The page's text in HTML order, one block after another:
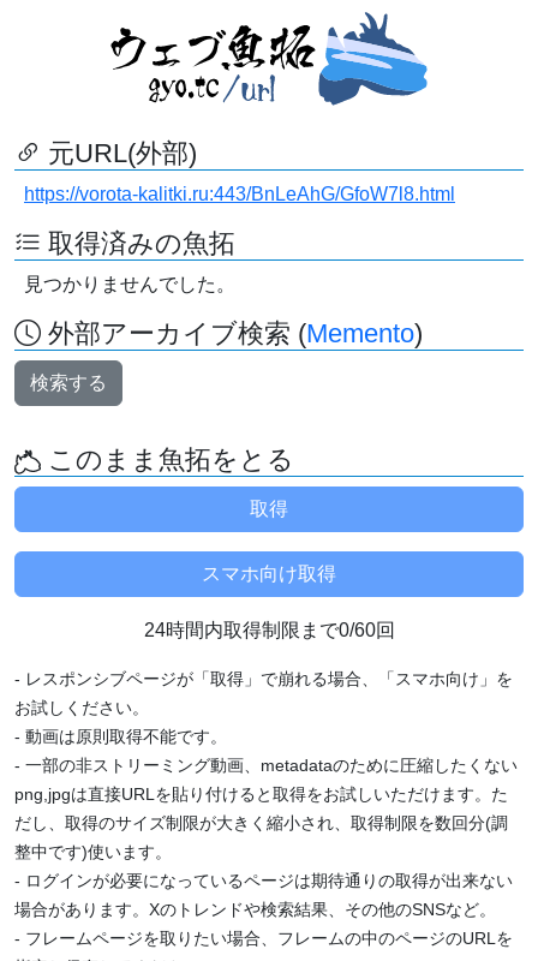
元URL(外部)
https://vorota-kalitki.ru:443/BnLeAhG/GfoW7l8.html
取得済みの魚拓
見つかりませんでした。
外部アーカイブ検索 (Memento)
検索する
このまま魚拓をとる
24時間内取得制限まで0/60回
- レスポンシブページが「取得」で崩れる場合、「スマホ向け」を
お試しください。
- 動画は原則取得不能です。
- 一部の非ストリーミング動画、metadataのために圧縮したくない
png,jpgは直接URLを貼り付けると取得をお試しいただけます。た
だし、取得のサイズ制限が大きく縮小され、取得制限を数回分(調
整中です)使います。
- ログインが必要になっているページは期待通りの取得が出来ない
場合があります。Xのトレンドや検索結果、その他のSNSなど。
- フレームページを取りたい場合、フレームの中のページのURLを